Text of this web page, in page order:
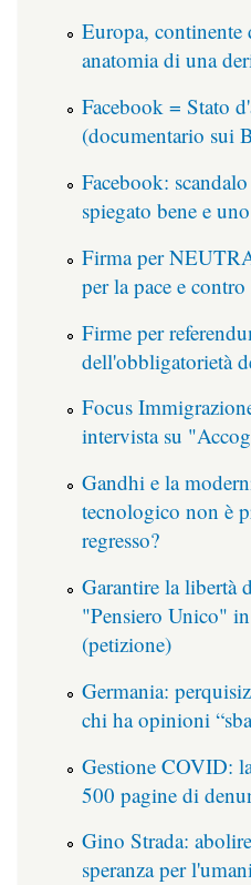
Europa, continente
anatomia di una
Facebook = Stato
(documentario sui
Facebook:
spiegato bene e
Firma per
per la pace e
Firme per
dell'obbligatorietà
Focus
intervista su
Gandhi e la
tecnologico non è
regresso?
Garantire la libertà
"Pensiero Unico"
(petizione)
Germania:
chi ha opinioni
Gestione COVID:
500 pagine di
Gino Strada:
speranza per